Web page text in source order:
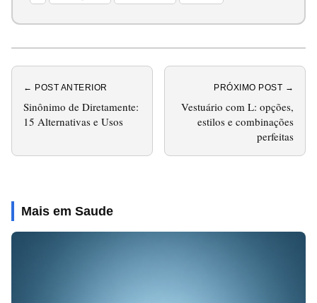
← POST ANTERIOR
Sinônimo de Diretamente:
15 Alternativas e Usos
PRÓXIMO POST →
Vestuário com L: opções,
estilos e combinações
perfeitas
Mais em Saude